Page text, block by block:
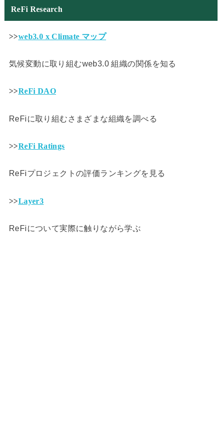
ReFi Research
>>web3.0 x Climate マップ
気候変動に取り組むweb3.0 組織の関係を知る
>>ReFi DAO
ReFiに取り組むさまざまな組織を調べる
>>ReFi Ratings
ReFiプロジェクトの評価ランキングを見る
>>Layer3
ReFiについて実際に触りながら学ぶ